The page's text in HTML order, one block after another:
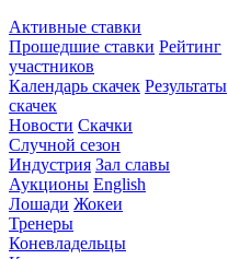
Активные ставки
Прошедшие ставки Рейтинг
участников
Календарь скачек Результаты
скачек
Новости Скачки
Случной сезон
Индустрия Зал славы
Аукционы English
Лошади Жокеи
Тренеры
Коневладельцы